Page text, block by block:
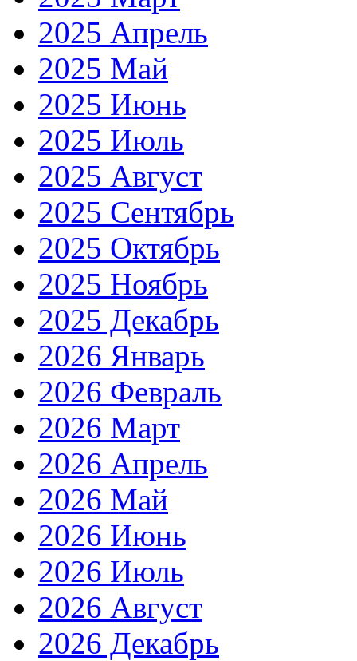
2025 Апрель
2025 Май
2025 Июнь
2025 Июль
2025 Август
2025 Сентябрь
2025 Октябрь
2025 Ноябрь
2025 Декабрь
2026 Январь
2026 Февраль
2026 Март
2026 Апрель
2026 Май
2026 Июнь
2026 Июль
2026 Август
2026 Декабрь